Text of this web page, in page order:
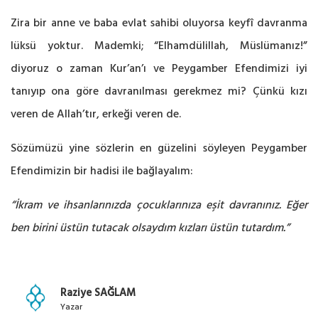
Zira bir anne ve baba evlat sahibi oluyorsa keyfî davranma
lüksü yoktur. Mademki; “Elhamdülillah, Müslümanız!”
diyoruz o zaman Kur’an’ı ve Peygamber Efendimizi iyi
tanıyıp ona göre davranılması gerekmez mi? Çünkü kızı
veren de Allah’tır, erkeği veren de.
Sözümüzü yine sözlerin en güzelini söyleyen Peygamber
Efendimizin bir hadisi ile bağlayalım:
“İkram ve ihsanlarınızda çocuklarınıza eşit davranınız. Eğer
ben birini üstün tutacak olsaydım kızları üstün tutardım.”
Raziye SAĞLAM
Yazar